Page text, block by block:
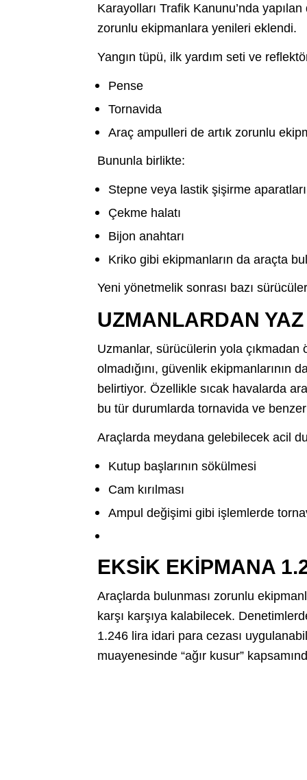
Karayolları Trafik Kanunu’nda
zorunlu ekipmanlara yenileri eklendi.
Yangın tüpü, ilk yardım seti ve
Pense
Tornavida
Araç ampulleri de artık zorunlu
Bununla birlikte:
Stepne veya lastik şişirme aparatları
Çekme halatı
Bijon anahtarı
Kriko gibi ekipmanların da araçta
Yeni yönetmelik sonrası bazı
UZMANLARDAN
Uzmanlar, sürücülerin yola çıkmadan
olmadığını, güvenlik ekipmanlarının
belirtiyor. Özellikle sıcak havalarda
bu tür durumlarda tornavida ve
Araçlarda meydana gelebilecek acil
Kutup başlarının sökülmesi
Cam kırılması
Ampul değişimi gibi işlemlerde
EKSİK EKİPMANA
Araçlarda bulunması zorunlu
karşı karşıya kalabilecek.
1.246 lira idari para cezası
muayenesinde “ağır kusur”